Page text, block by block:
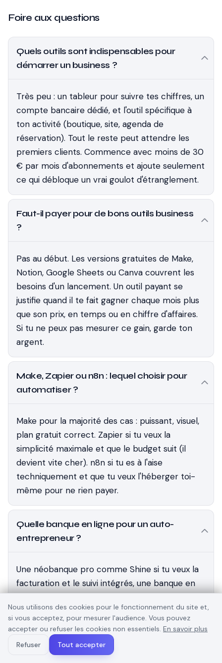
Foire aux questions
Quels outils sont indispensables pour
démarrer un business ?
Très peu : un tableur pour suivre tes chiffres, un
compte bancaire dédié, et l'outil spécifique à
ton activité (boutique, site, agenda de
réservation). Tout le reste peut attendre les
premiers clients. Commence avec moins de 30
€ par mois d'abonnements et ajoute seulement
ce qui débloque un vrai goulot d'étranglement.
Faut-il payer pour de bons outils business
?
Pas au début. Les versions gratuites de Make,
Notion, Google Sheets ou Canva couvrent les
besoins d'un lancement. Un outil payant se
justifie quand il te fait gagner chaque mois plus
que son prix, en temps ou en chiffre d'affaires.
Si tu ne peux pas mesurer ce gain, garde ton
argent.
Make, Zapier ou n8n : lequel choisir pour
automatiser ?
Make pour la majorité des cas : puissant, visuel,
plan gratuit correct. Zapier si tu veux la
simplicité maximale et que le budget suit (il
devient vite cher). n8n si tu es à l'aise
techniquement et que tu veux l'héberger toi-
même pour ne rien payer.
Quelle banque en ligne pour un auto-
entrepreneur ?
Une néobanque pro comme Shine si tu veux la
facturation et le suivi intégrés, une banque en
les flux. Le critère qui compte : le coût réel une
fois ton volume d'encaissements pris en
compte, pas le prix d'appel.
Nous utilisons des cookies pour le fonctionnement du site et,
si vous acceptez, pour mesurer l'audience. Vous pouvez
accepter ou refuser les cookies non essentiels. En savoir plus
Refuser
Tout accepter